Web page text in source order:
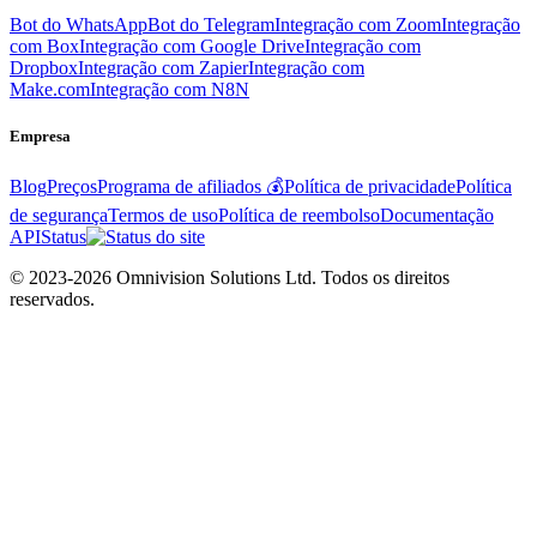
Bot do WhatsAppBot do TelegramIntegração com ZoomIntegração
com BoxIntegração com Google DriveIntegração com
DropboxIntegração com ZapierIntegração com
Make.comIntegração com N8N
Empresa
BlogPreçosPrograma de afiliados 💰Política de privacidadePolítica
de segurançaTermos de usoPolítica de reembolsoDocumentação
APIStatus
© 2023-2026 Omnivision Solutions Ltd. Todos os direitos
reservados.